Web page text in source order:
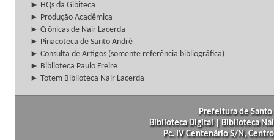
► HQs da Gibiteca
► Produção Acadêmica
► Crônicas de Nair Lacerda
► Pinacoteca de Santo André
► Consulta de Artigos (somente referência bibliográfica)
► Biblioteca Paulo Freire
► Totem Biblioteca Nair Lacerda
Prefeitura de
Biblioteca Digital | Biblioteca
Pc. IV Centenário S/N,